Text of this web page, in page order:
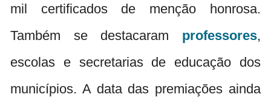
mil certificados de menção honrosa.
Também se destacaram professores,
escolas e secretarias de educação dos
municípios. A data das premiações ainda